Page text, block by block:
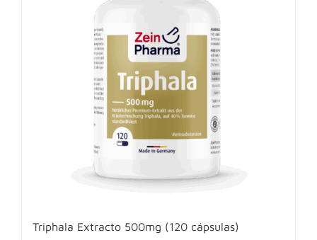
Triphala Extracto 500mg (120 cápsulas)